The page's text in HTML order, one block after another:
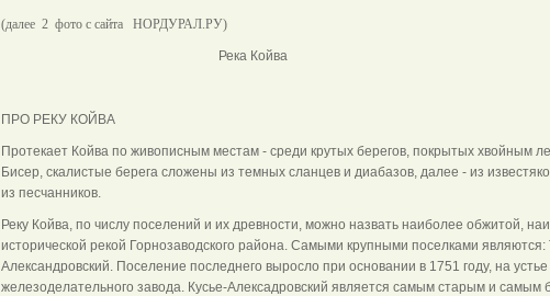
(далее 2 фото с сайта НОРДУРАЛ.РУ)
Река Койва
ПРО РЕКУ КОЙВА
Протекает Койва по живописным местам - среди крутых берегов, покрытых хвойным
Бисер, скалистые берега сложены из темных сланцев и диабазов, далее - из
из песчанников.
Реку Койва, по числу поселений и их древности, можно назвать наиболее обжитой,
исторической рекой Горнозаводского района. Самыми крупными поселками являются:
Александровский. Поселение последнего выросло при основании в 1751 году, на устье
железоделательного завода. Кусье-Алексадровский является самым старым и самым